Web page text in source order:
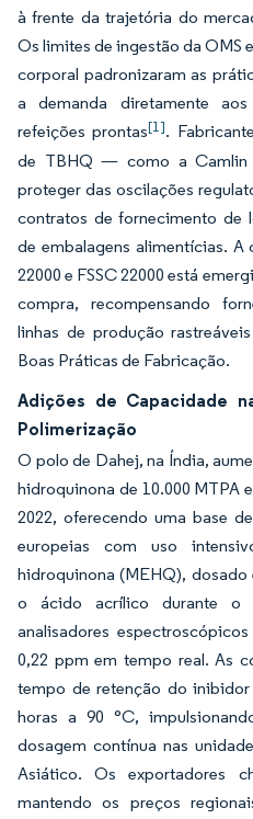
à frente da trajetória do
Os limites de ingestão da OMS
corporal padronizaram as
a demanda diretamente
refeições prontas[1].
de TBHQ — como a Camlin
proteger das oscilações
contratos de fornecimento de
de embalagens alimentícias.
22000 e FSSC 22000 está
compra, recompensando
linhas de produção
Boas Práticas de Fabricação.
Adições de Capacidade
Polimerização
O polo de Dahej, na Índia,
hidroquinona de 10.000 MTPA
2022, oferecendo uma base
europeias com uso
hidroquinona (MEHQ), dosado
o ácido acrílico durante o
analisadores
0,22 ppm em tempo real. As
tempo de retenção do
horas a 90 °C,
dosagem contínua nas
Asiático. Os exportadores
mantendo os preços